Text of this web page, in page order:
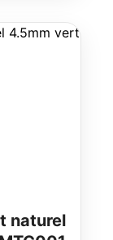
naturel